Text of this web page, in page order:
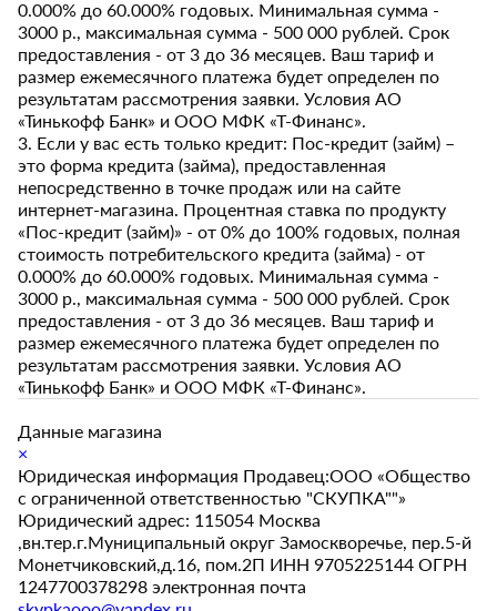
0.000% до 60.000% годовых. Минимальная сумма -
3000 р., максимальная сумма - 500 000 рублей. Срок
предоставления - от 3 до 36 месяцев. Ваш тариф и
размер ежемесячного платежа будет определен по
результатам рассмотрения заявки. Условия АО
«Тинькофф Банк» и ООО МФК «Т-Финанс».
3. Если у вас есть только кредит: Пос-кредит (займ) –
это форма кредита (займа), предоставленная
непосредственно в точке продаж или на сайте
интернет-магазина. Процентная ставка по продукту
«Пос-кредит (займ)» - от 0% до 100% годовых, полная
стоимость потребительского кредита (займа) - от
0.000% до 60.000% годовых. Минимальная сумма -
3000 р., максимальная сумма - 500 000 рублей. Срок
предоставления - от 3 до 36 месяцев. Ваш тариф и
размер ежемесячного платежа будет определен по
результатам рассмотрения заявки. Условия АО
«Тинькофф Банк» и ООО МФК «Т-Финанс».
Данные магазина
×
Юридическая информация Продавец:ООО «Общество
с ограниченной ответственностью "СКУПКА""»
Юридический адрес: 115054 Москва
,вн.тер.г.Муниципальный округ Замоскворечье, пер.5-й
Монетчиковский,д.16, пом.2П ИНН 9705225144 ОГРН
1247700378298 электронная почта